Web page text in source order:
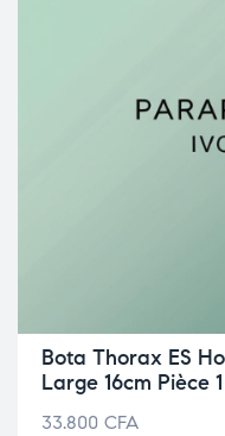
Bota Thorax ES
Large 16cm Pièce 1
33.800 CFA